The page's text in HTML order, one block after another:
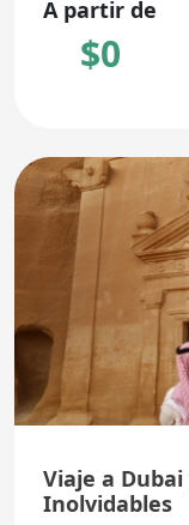
A partir de
$0
Viaje a
Inolvidables